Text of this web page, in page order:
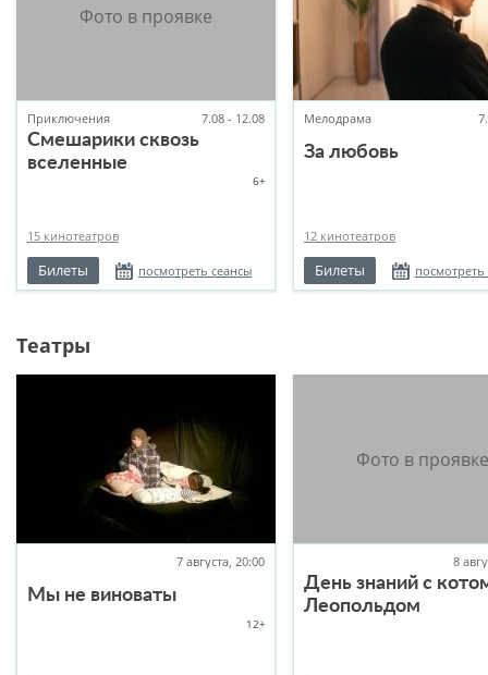
Приключения 7.08 - 12.08
Смешарики сквозь
вселенные
6+
15 кинотеатров
Билеты посмотреть сеансы
Мелодрама
За любовь
12 кинотеатров
Билеты посмотреть
Театры
7 августа, 20:00
Мы не виноваты
12+
8
День знаний с
Леопольдом